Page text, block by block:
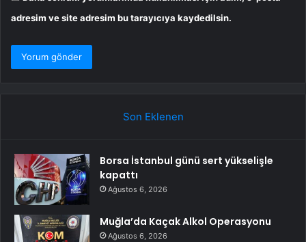
adresim ve site adresim bu tarayıcıya kaydedilsin.
Son Eklenen
Borsa İstanbul günü sert yükselişle
kapattı
Ağustos 6, 2026
Muğla’da Kaçak Alkol Operasyonu
Ağustos 6, 2026